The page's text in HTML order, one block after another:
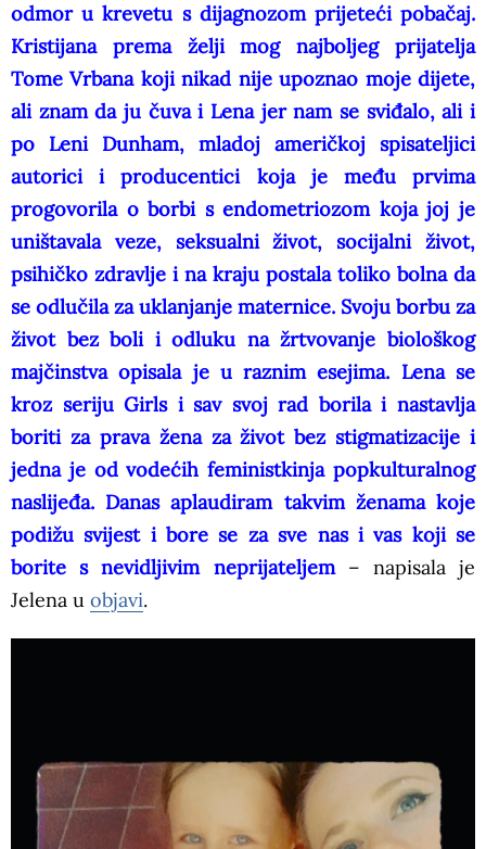
odmor u krevetu s dijagnozom prijeteći pobačaj.
Kristijana prema želji mog najboljeg prijatelja
Tome Vrbana koji nikad nije upoznao moje dijete,
ali znam da ju čuva i Lena jer nam se sviđalo, ali i
po Leni Dunham, mladoj američkoj spisateljici
autorici i producentici koja je među prvima
progovorila o borbi s endometriozom koja joj je
uništavala veze, seksualni život, socijalni život,
psihičko zdravlje i na kraju postala toliko bolna da
se odlučila za uklanjanje maternice. Svoju borbu za
život bez boli i odluku na žrtvovanje biološkog
majčinstva opisala je u raznim esejima. Lena se
kroz seriju Girls i sav svoj rad borila i nastavlja
boriti za prava žena za život bez stigmatizacije i
jedna je od vodećih feministkinja popkulturalnog
naslijeđa. Danas aplaudiram takvim ženama koje
podižu svijest i bore se za sve nas i vas koji se
borite s nevidljivim neprijateljem– napisala je
Jelena u objavi.